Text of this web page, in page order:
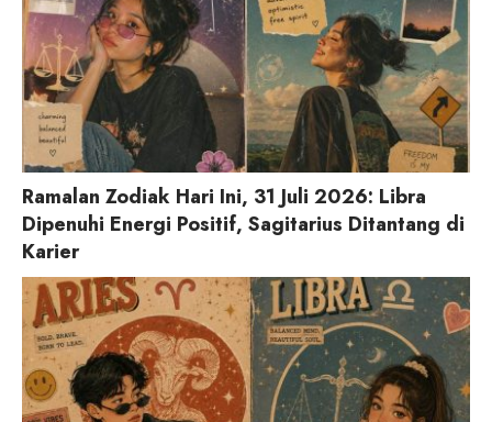
Ramalan Zodiak Hari Ini, 31 Juli 2026: Libra
Dipenuhi Energi Positif, Sagitarius Ditantang di
Karier